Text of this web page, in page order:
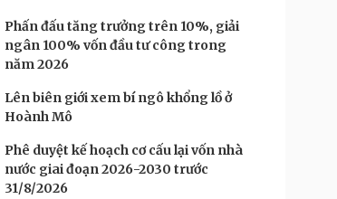
Phấn đấu tăng trưởng trên 10%, giải
ngân 100% vốn đầu tư công trong
năm 2026
Lên biên giới xem bí ngô khổng lồ ở
Hoành Mô
Phê duyệt kế hoạch cơ cấu lại vốn nhà
nước giai đoạn 2026-2030 trước
31/8/2026